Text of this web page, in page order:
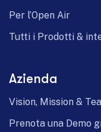
Per l’Open Air
Tutti i Prodotti &
Azienda
Vision, Mission &
Prenota una Demo